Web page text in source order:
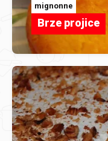
mignonne
Brze projice